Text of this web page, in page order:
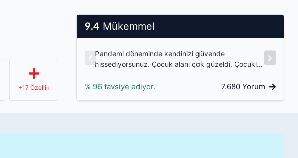
+17 Özellik
9.4 Mükemmel
Pandemi döneminde kendinizi güvende
hissediyorsunuz. Çocuk alanı çok güzeldi. Çocuklar
güzeldi. Temiz bir tesisti...
% 96 tavsiye ediyor. 7.680 Yorum